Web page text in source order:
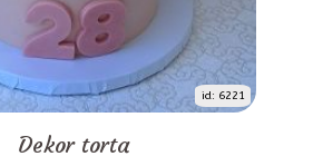
id: 6221
Dekor torta